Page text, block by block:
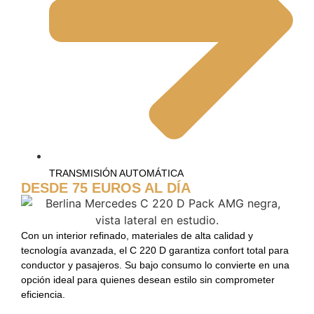
TRANSMISIÓN AUTOMÁTICA
DESDE 75 EUROS AL DÍA
Con un interior refinado, materiales de alta calidad y
tecnología avanzada, el C 220 D garantiza confort total para
conductor y pasajeros. Su bajo consumo lo convierte en una
opción ideal para quienes desean estilo sin comprometer
eficiencia.